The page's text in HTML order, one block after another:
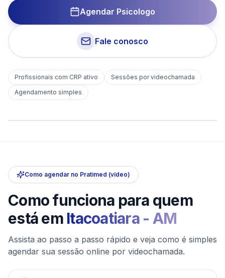
Agendar Psicologo
Fale conosco
Profissionais com CRP ativo
Sessões por videochamada
Agendamento simples
Como agendar no Pratimed (vídeo)
Como funciona para quem
está em Itacoatiara- AM
Assista ao passo a passo rápido e veja como é simples
agendar sua sessão online por videochamada.